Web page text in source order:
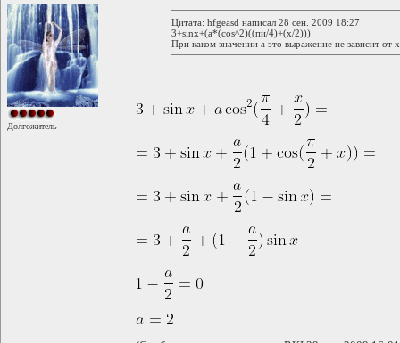
Долгожитель
Цитата: hfgeasd написал 28 сен. 2009 18:27
3+sinx+(a*(cos^2)((пи/4)+(x/2)))
При каком значении a это выражение не зависит от